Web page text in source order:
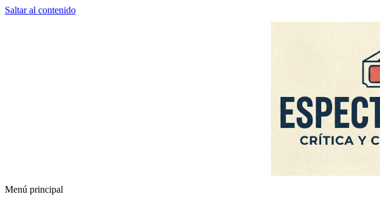
Saltar al contenido
Espectador Web
Menú principal